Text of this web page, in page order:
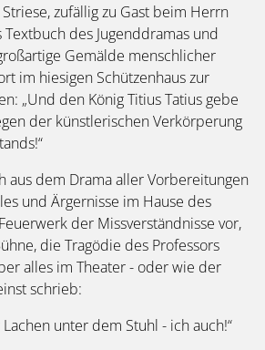
zufällig zu Gast beim Herrn
des Jugenddramas und
Gemälde menschlicher
im hiesigen Schützenhaus zur
„Und den König Titius Tatius gebe
der künstlerischen Verkörperung
aus dem Drama aller Vorbereitungen
und Ärgernisse im Hause des
der Missverständnisse vor,
die Tragödie des Professors
alles im Theater - oder wie der
schrieb:
unter dem Stuhl - ich auch!“